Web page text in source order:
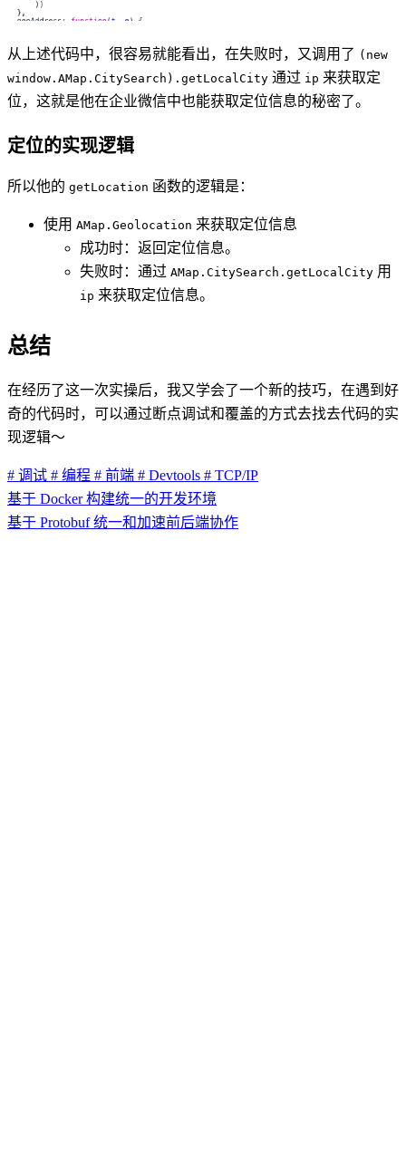
从上述代码中，很容易就能看出，在失败时，又调用了 (new
window.AMap.CitySearch).getLocalCity 通过 ip 来获取定
位，这就是他在企业微信中也能获取定位信息的秘密了。
定位的实现逻辑
所以他的 getLocation 函数的逻辑是：
使用 AMap.Geolocation 来获取定位信息
成功时：返回定位信息。
失败时：通过 AMap.CitySearch.getLocalCity 用
ip 来获取定位信息。
总结
在经历了这一次实操后，我又学会了一个新的技巧，在遇到好
奇的代码时，可以通过断点调试和覆盖的方式去找去代码的实
现逻辑～
# 调试 # 编程 # 前端 # Devtools # TCP/IP
基于 Docker 构建统一的开发环境
基于 Protobuf 统一和加速前后端协作